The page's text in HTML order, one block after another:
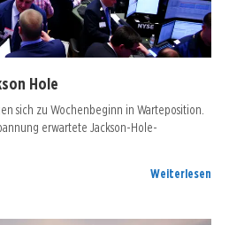
Hole
sich zu Wochenbeginn in Warteposition.
erwartete Jackson-Hole-
Weiterlesen